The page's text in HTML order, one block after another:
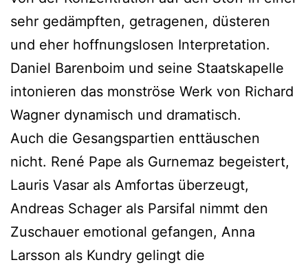
sehr gedämpften, getragenen, düsteren
und eher hoffnungslosen Interpretation.
Daniel Barenboim und seine Staatskapelle
intonieren das monströse Werk von Richard
Wagner dynamisch und dramatisch.
Auch die Gesangspartien enttäuschen
nicht. René Pape als Gurnemaz begeistert,
Lauris Vasar als Amfortas überzeugt,
Andreas Schager als Parsifal nimmt den
Zuschauer emotional gefangen, Anna
Larsson als Kundry gelingt die